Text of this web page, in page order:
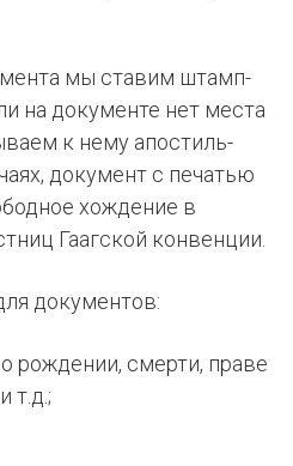
мы ставим штамп-
на документе нет места
к нему апостиль-
документ с печатью
хождение в
Гаагской конвенции.
документов:
рождении, смерти, праве
т.д.;